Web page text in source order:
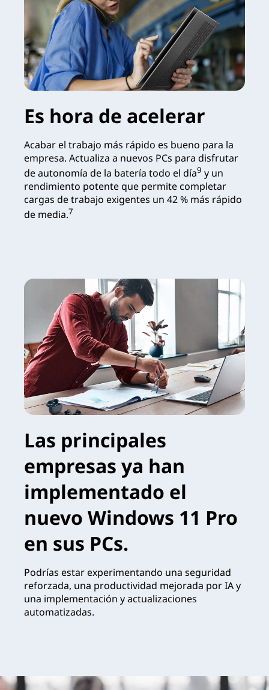
Es hora de acelerar
Acabar el trabajo más rápido es bueno para la
empresa. Actualiza a nuevos PCs para disfrutar
de autonomía de la batería todo el día9 y un
rendimiento potente que permite completar
cargas de trabajo exigentes un 42 % más rápido
de media.7
Las principales
empresas ya han
implementado el
nuevo Windows 11 Pro
en sus PCs.
Podrías estar experimentando una seguridad
reforzada, una productividad mejorada por IA y
una implementación y actualizaciones
automatizadas.